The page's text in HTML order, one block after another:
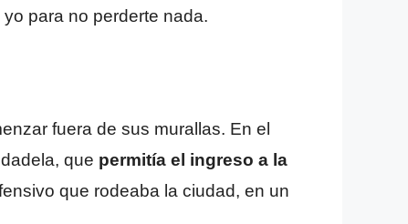
para no perderte nada.
fuera de sus murallas. En el
que permitía el ingreso a la
que rodeaba la ciudad, en un